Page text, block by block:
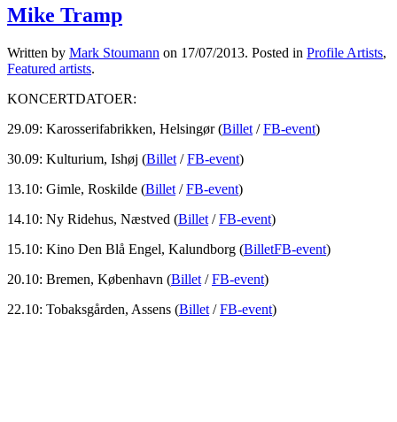
Mike Tramp
Written by Mark Stoumann on 17/07/2013. Posted in Profile Artists,
Featured artists.
KONCERTDATOER:
29.09: Karosserifabrikken, Helsingør (Billet /FB-event)
30.09: Kulturium, Ishøj (Billet /FB-event)
13.10: Gimle, Roskilde (Billet /FB-event)
14.10: Ny Ridehus, Næstved (Billet /FB-event)
15.10: Kino Den Blå Engel, Kalundborg (BilletFB-event)
20.10: Bremen, København (Billet /FB-event)
22.10: Tobaksgården, Assens (Billet /FB-event)